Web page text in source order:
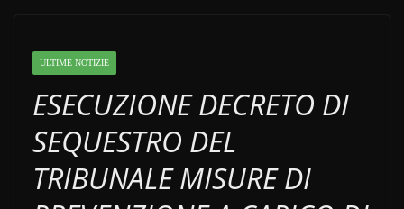
ULTIME NOTIZIE
ESECUZIONE DECRETO DI
SEQUESTRO DEL
TRIBUNALE MISURE DI